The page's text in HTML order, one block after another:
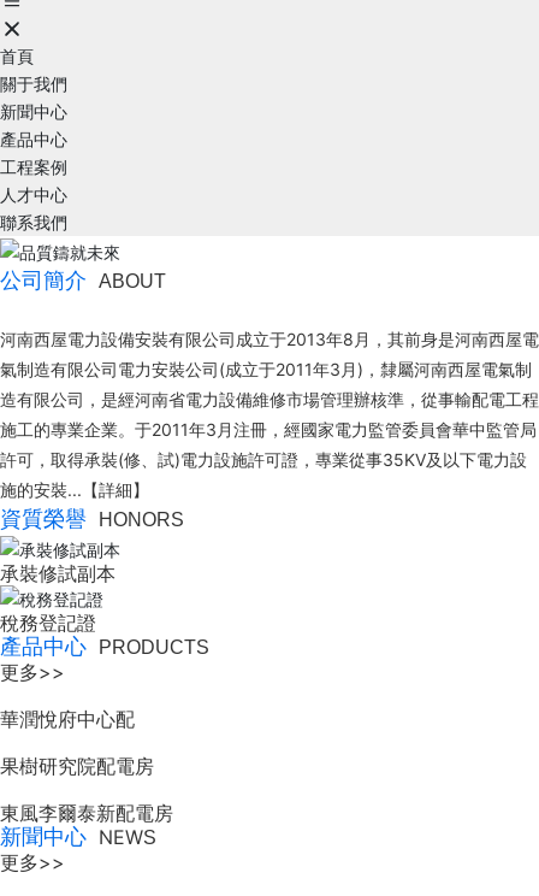
首頁
關于我們
新聞中心
產品中心
工程案例
人才中心
聯系我們
公司簡介 ABOUT
河南西屋電力設備安裝有限公司成立于2013年8月，其前身是河南西屋電
氣制造有限公司電力安裝公司(成立于2011年3月)，隸屬河南西屋電氣制
造有限公司，是經河南省電力設備維修市場管理辦核準，從事輸配電工程
施工的專業企業。于2011年3月注冊，經國家電力監管委員會華中監管局
許可，取得承裝(修、試)電力設施許可證，專業從事35KV及以下電力設
施的安裝... 【詳細】
資質榮譽 HONORS
承裝修試副本
稅務登記證
產品中心 PRODUCTS
更多>>
華潤悅府中心配
果樹研究院配電房
東風李爾泰新配電房
新聞中心 NEWS
更多>>